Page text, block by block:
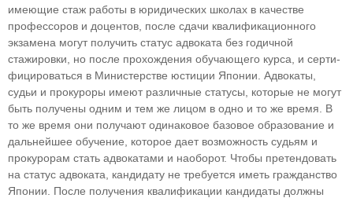
имеющие стаж работы в юридических школах в качестве
профессоров и доцентов, после сдачи квалификационного
экзамена могут полу­чить статус адвоката без годичной
стажировки, но после прохождения обучающего курса, и серти­
фицироваться в Министерстве юстиции Японии. Адвокаты,
судьи и прокуроры имеют различные статусы, которые не могут
быть получены одним и тем же лицом в одно и то же время. В
то же время они получают одинаковое базовое образование и
дальнейшее обучение, которое дает возможность судьям и
прокурорам стать адвокатами и на­оборот. Чтобы претендовать
на статус адвоката, кандидату не требуется иметь гражданство
Япо­нии. После получения квалификации кандидаты должны